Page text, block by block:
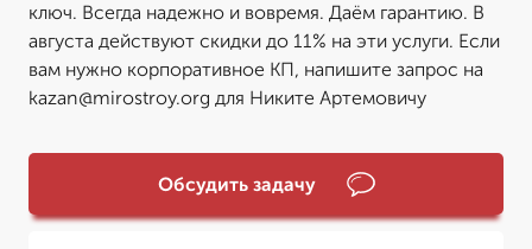
ключ. Всегда надежно и вовремя. Даём гарантию. В
августа действуют скидки до 11% на эти услуги. Если
вам нужно корпоративное КП, напишите запрос на
kazan@mirostroy.org для Никите Артемовичу
Обсудить задачу